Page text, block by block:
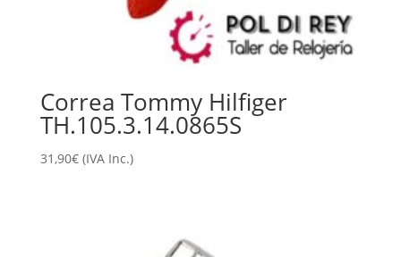
Correa Tommy Hilfiger
TH.105.3.14.0865S
31,90€ (IVA Inc.)